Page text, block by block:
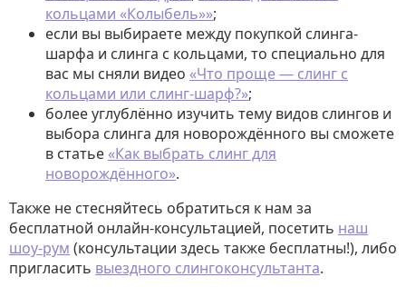
кольцами «Колыбель»»;
если вы выбираете между покупкой слинга-
шарфа и слинга с кольцами, то специально для
вас мы сняли видео «Что проще — слинг с
кольцами или слинг-шарф?»;
более углублённо изучить тему видов слингов и
выбора слинга для новорождённого вы сможете
в статье «Как выбрать слинг для
новорождённого».
Также не стесняйтесь обратиться к нам за
бесплатной онлайн-консультацией, посетить наш
шоу-рум (консультации здесь также бесплатны!), либо
пригласить выездного слингоконсультанта.